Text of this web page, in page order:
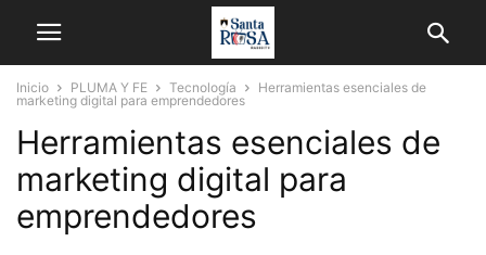
Inicio PLUMA Y FE Tecnología
Herramientas esenciales de
marketing digital para emprendedores
Herramientas esenciales de
marketing digital para
emprendedores